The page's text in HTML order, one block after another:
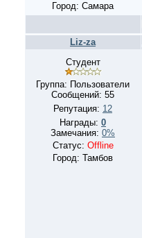
Город: Самара
Liz-za
Студент
Группа: Пользователи
Сообщений: 55
Репутация: 12
Награды: 0
Замечания: 0%
Статус: Offline
Город: Тамбов